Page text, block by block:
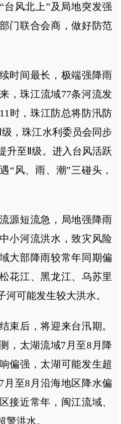
台风北上”及局地突发强
门联合会商，做好防范
间最长，极端强降雨
，珠江流域77条河流发
时，珠江防总将防汛防
，珠江水利委员会同步
升至Ⅱ级。进入台风活跃
“风、雨、潮”三碰头，
短流急，局地强降雨
小河流洪水，致灾风险
大部降雨较常年同期偏
花江、黑龙江、乌苏里
可能发生较大洪水。
后，将迎来台汛期。
，太湖流域7月至8月降
偏强，太湖可能发生超
月至8月沿海地区降水偏
接近常年，闽江流域、
洪水。